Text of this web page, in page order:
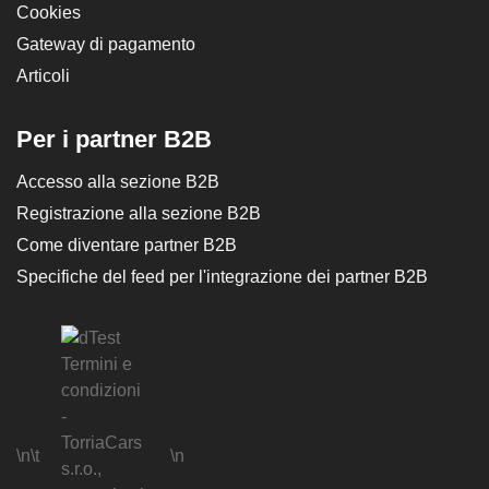
Materiale della valigia: alluminio
Dimensioni della valigia: 38 x 51 x 21 cm
Peso: 12,5 kg
Cookies
Gateway di pagamento
Articoli
Per i partner B2B
Accesso alla sezione B2B
Registrazione alla sezione B2B
Come diventare partner B2B
Specifiche del feed per l'integrazione dei partner B2B
\n\t \n